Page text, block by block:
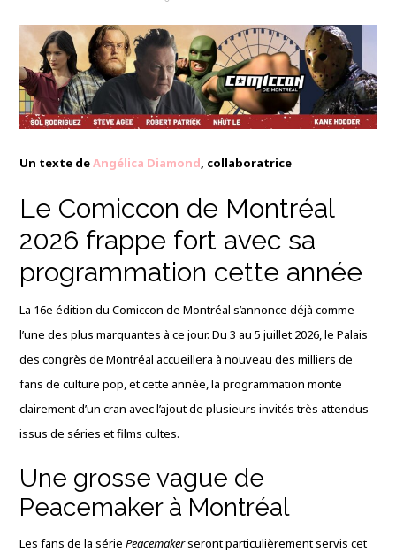
Un texte deAngélica Diamond, collaboratrice
Le Comiccon de Montréal
2026 frappe fort avec sa
programmation cette année
La 16e édition du Comiccon de Montréal s’annonce déjà comme
l’une des plus marquantes à ce jour. Du 3 au 5 juillet 2026, le Palais
des congrès de Montréal accueillera à nouveau des milliers de
fans de culture pop, et cette année, la programmation monte
clairement d’un cran avec l’ajout de plusieurs invités très attendus
issus de séries et films cultes.
Une grosse vague de
Peacemaker à Montréal
Les fans de la sériePeacemakerseront particulièrement servis cet